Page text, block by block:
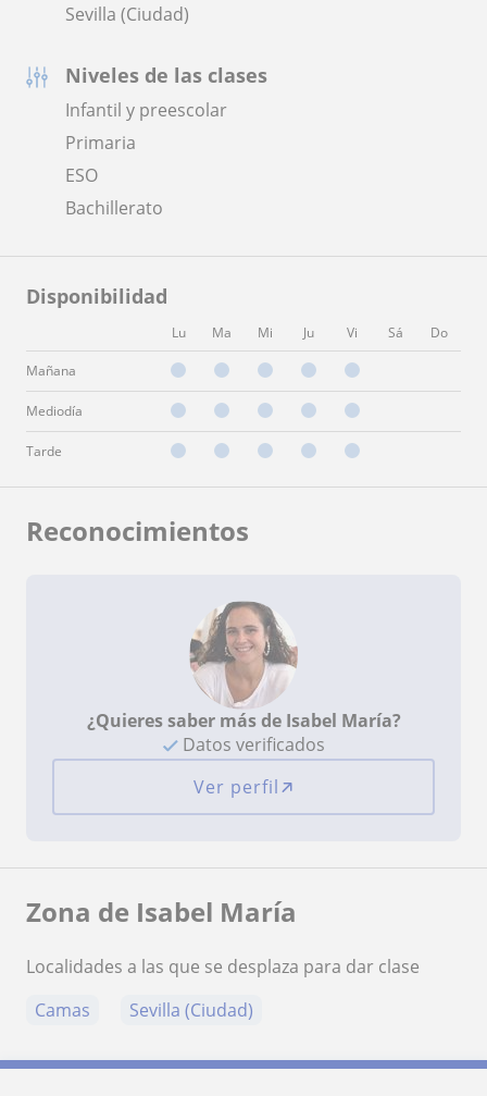
Sevilla (Ciudad)
Niveles de las clases
Infantil y preescolar
Primaria
ESO
Bachillerato
Disponibilidad
Lu Ma Mi Ju Vi Sá Do
Mañana
Mediodía
Tarde
Reconocimientos
¿Quieres saber más de Isabel María?
Datos verificados
Ver perfil
Zona de Isabel María
Localidades a las que se desplaza para dar clase
Camas
Sevilla (Ciudad)